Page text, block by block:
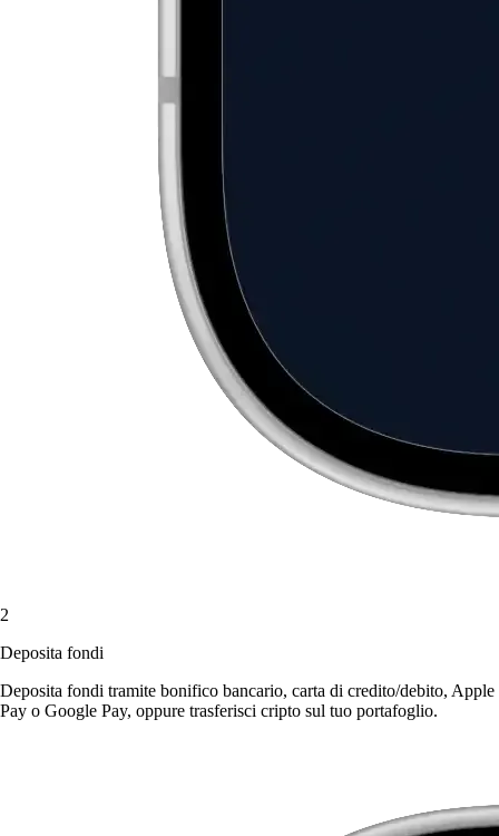
2
Deposita fondi
Deposita fondi tramite bonifico bancario, carta di credito/debito, Apple
Pay o Google Pay, oppure trasferisci cripto sul tuo portafoglio.